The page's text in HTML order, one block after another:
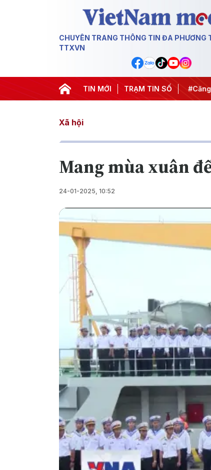
CHUYÊN TRANG THÔNG TIN ĐA PHƯƠNG
TTXVN
TIN MỚI TRẠM TIN SỐ
dịch 500 ngày đêm #Chống khai thác IUU #Căng
Xã hội
Mang mùa xuân
24-01-2025, 10:52